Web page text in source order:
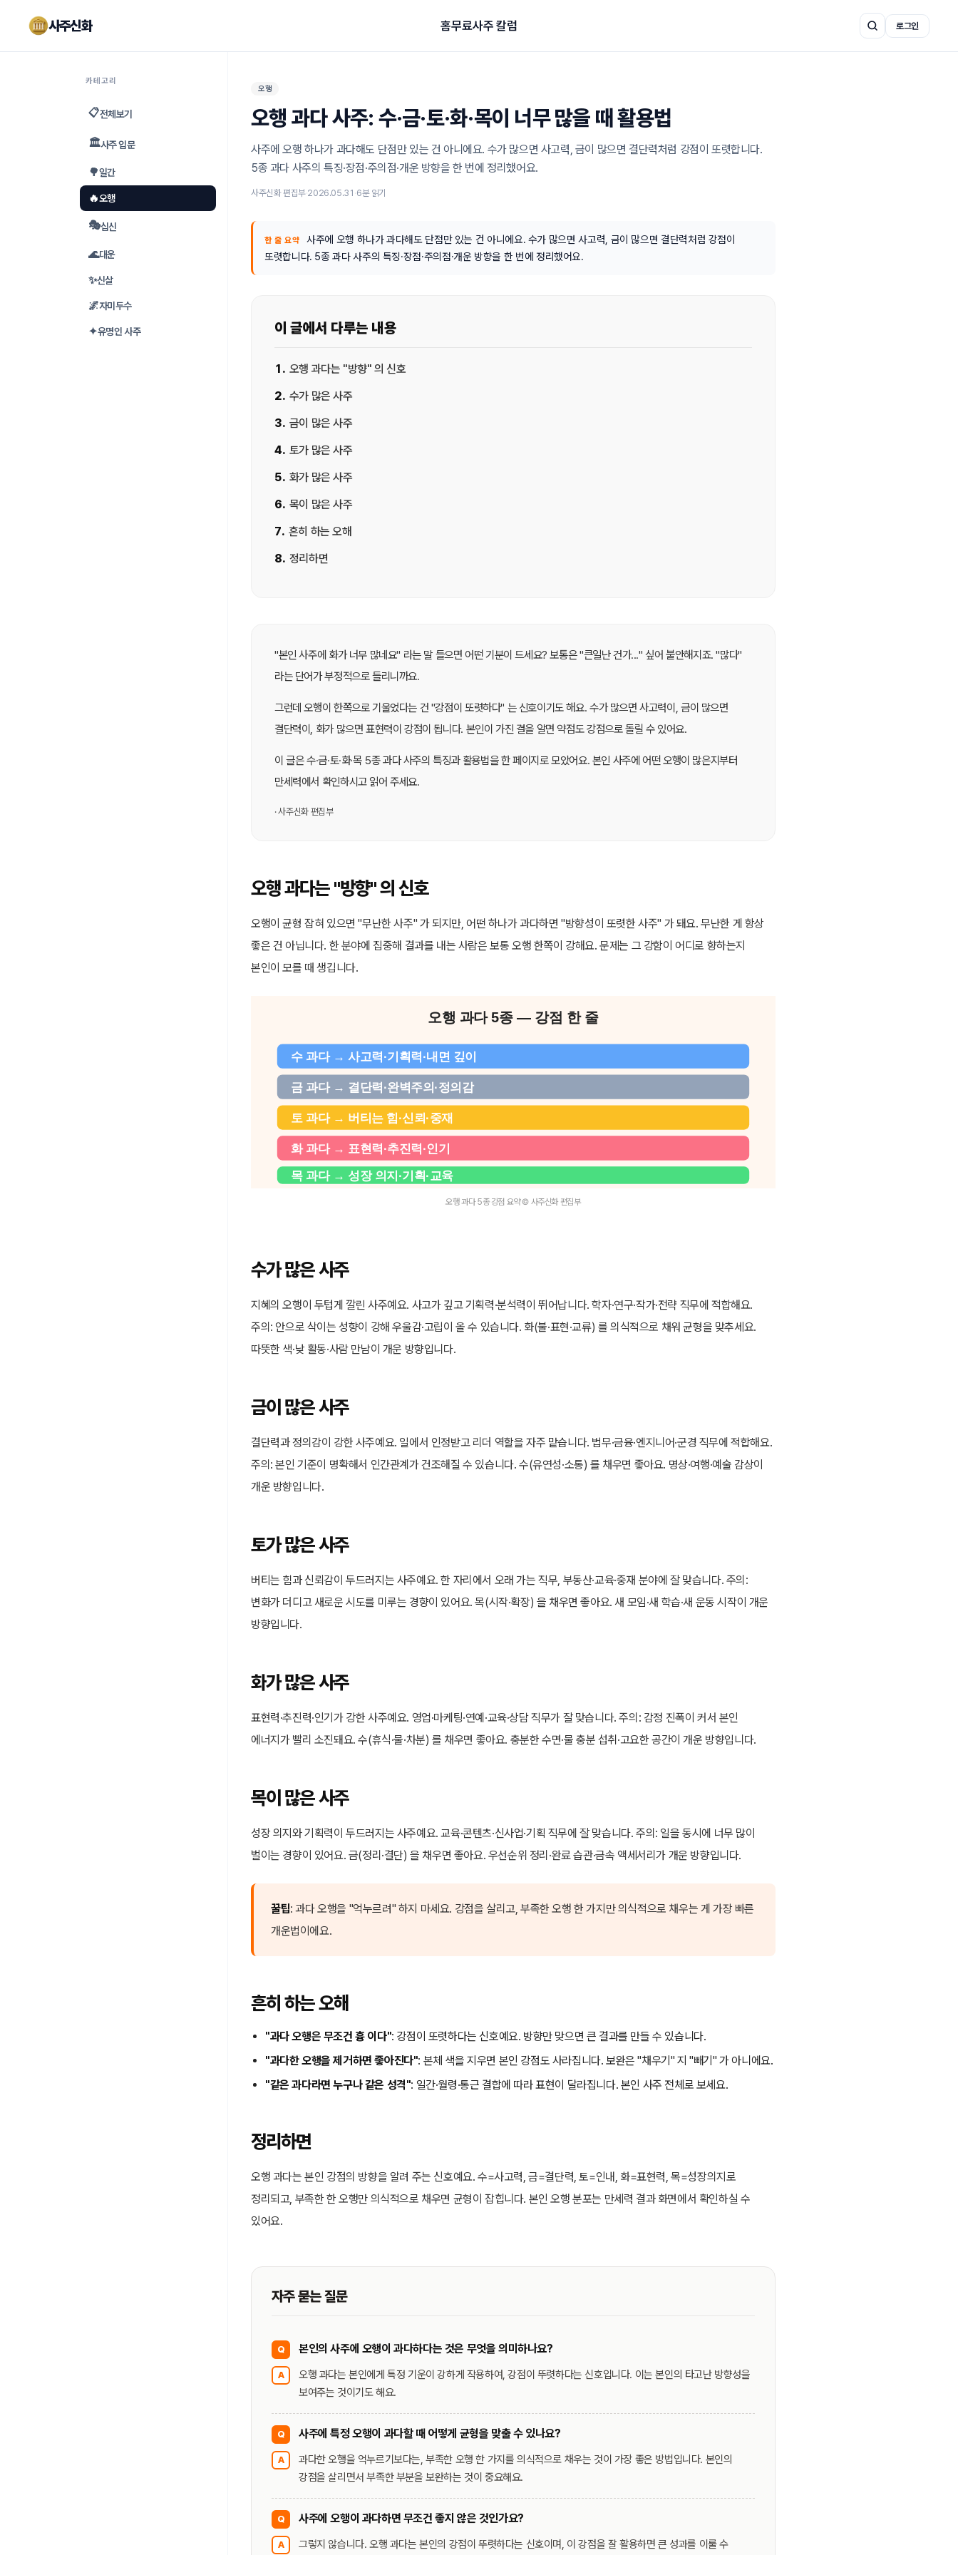
사주신화 홈무료사주 칼럼 로그인
카테고리
📋전체보기
🏛️사주 입문
🌳일간
🔥오행
🎭십신
🌊대운
✨신살
🌌자미두수
✦유명인 사주
오행
오행 과다 사주: 수·금·토·화·목이 너무 많을 때 활용법
사주에 오행 하나가 과다해도 단점만 있는 건 아니에요. 수가 많으면 사고력, 금이 많으면 결단력처럼 강점이 또렷합니다.
5종 과다 사주의 특징·장점·주의점·개운 방향을 한 번에 정리했어요.
사주신화 편집부·2026.05.31 ·6분 읽기
한 줄 요약
사주에 오행 하나가 과다해도 단점만 있는 건 아니에요. 수가 많으면 사고력, 금이 많으면 결단력처럼 강점이
또렷합니다. 5종 과다 사주의 특징·장점·주의점·개운 방향을 한 번에 정리했어요.
이 글에서 다루는 내용
1 . 오행 과다는 "방향" 의 신호
2. 수가 많은 사주
3. 금이 많은 사주
4. 토가 많은 사주
5. 화가 많은 사주
6. 목이 많은 사주
7. 흔히 하는 오해
8. 정리하면
"본인 사주에 화가 너무 많네요" 라는 말 들으면 어떤 기분이 드세요? 보통은 "큰일난 건가..." 싶어 불안해지죠. "많다"
라는 단어가 부정적으로 들리니까요.
그런데 오행이 한쪽으로 기울었다는 건 "강점이 또렷하다" 는 신호이기도 해요. 수가 많으면 사고력이, 금이 많으면
결단력이, 화가 많으면 표현력이 강점이 됩니다. 본인이 가진 결을 알면 약점도 강점으로 돌릴 수 있어요.
이 글은 수·금·토·화·목 5종 과다 사주의 특징과 활용법을 한 페이지로 모았어요. 본인 사주에 어떤 오행이 많은지부터
만세력에서 확인하시고 읽어 주세요.
· 사주신화 편집부
오행 과다는 "방향" 의 신호
오행이 균형 잡혀 있으면 "무난한 사주" 가 되지만, 어떤 하나가 과다하면 "방향성이 또렷한 사주" 가 돼요. 무난한 게 항상
좋은 건 아닙니다. 한 분야에 집중해 결과를 내는 사람은 보통 오행 한쪽이 강해요. 문제는 그 강함이 어디로 향하는지
본인이 모를 때 생깁니다.
오행 과다 5종 — 강점 한 줄
수 과다 → 사고력·기획력·내면 깊이
금 과다 → 결단력·완벽주의·정의감
토 과다 → 버티는 힘·신뢰·중재
화 과다 → 표현력·추진력·인기
목 과다 → 성장 의지·기획·교육
오행 과다 5종 강점 요약 © 사주신화 편집부
수가 많은 사주
지혜의 오행이 두텁게 깔린 사주예요. 사고가 깊고 기획력·분석력이 뛰어납니다. 학자·연구·작가·전략 직무에 적합해요.
주의: 안으로 삭이는 성향이 강해 우울감·고립이 올 수 있습니다. 화(불·표현·교류) 를 의식적으로 채워 균형을 맞추세요.
따뜻한 색·낮 활동·사람 만남이 개운 방향입니다.
금이 많은 사주
결단력과 정의감이 강한 사주예요. 일에서 인정받고 리더 역할을 자주 맡습니다. 법무·금융·엔지니어·군경 직무에 적합해요.
주의: 본인 기준이 명확해서 인간관계가 건조해질 수 있습니다. 수(유연성·소통) 를 채우면 좋아요. 명상·여행·예술 감상이
개운 방향입니다.
토가 많은 사주
버티는 힘과 신뢰감이 두드러지는 사주예요. 한 자리에서 오래 가는 직무, 부동산·교육·중재 분야에 잘 맞습니다. 주의:
변화가 더디고 새로운 시도를 미루는 경향이 있어요. 목(시작·확장) 을 채우면 좋아요. 새 모임·새 학습·새 운동 시작이 개운
방향입니다.
화가 많은 사주
표현력·추진력·인기가 강한 사주예요. 영업·마케팅·연예·교육·상담 직무가 잘 맞습니다. 주의: 감정 진폭이 커서 본인
에너지가 빨리 소진돼요. 수(휴식·물·차분) 를 채우면 좋아요. 충분한 수면·물 충분 섭취·고요한 공간이 개운 방향입니다.
목이 많은 사주
성장 의지와 기획력이 두드러지는 사주예요. 교육·콘텐츠·신사업·기획 직무에 잘 맞습니다. 주의: 일을 동시에 너무 많이
벌이는 경향이 있어요. 금(정리·결단) 을 채우면 좋아요. 우선순위 정리·완료 습관·금속 액세서리가 개운 방향입니다.
꿀팁: 과다 오행을 "억누르려" 하지 마세요. 강점을 살리고, 부족한 오행 한 가지만 의식적으로 채우는 게 가장 빠른
개운법이에요.
흔히 하는 오해
"과다 오행은 무조건 흉 이다": 강점이 또렷하다는 신호예요. 방향만 맞으면 큰 결과를 만들 수 있습니다.
"과다한 오행을 제거하면 좋아진다": 본체 색을 지우면 본인 강점도 사라집니다. 보완은 "채우기" 지 "빼기" 가 아니에요.
"같은 과다라면 누구나 같은 성격": 일간·월령·통근 결합에 따라 표현이 달라집니다. 본인 사주 전체로 보세요.
정리하면
오행 과다는 본인 강점의 방향을 알려 주는 신호예요. 수=사고력, 금=결단력, 토=인내, 화=표현력, 목=성장의지로
정리되고, 부족한 한 오행만 의식적으로 채우면 균형이 잡힙니다. 본인 오행 분포는 만세력 결과 화면에서 확인하실 수
있어요.
자주 묻는 질문
Q 본인의 사주에 오행이 과다하다는 것은 무엇을 의미하나요?
A
오행 과다는 본인에게 특정 기운이 강하게 작용하여, 강점이 뚜렷하다는 신호입니다. 이는 본인의 타고난 방향성을
보여주는 것이기도 해요.
Q 사주에 특정 오행이 과다할 때 어떻게 균형을 맞출 수 있나요?
A
과다한 오행을 억누르기보다는, 부족한 오행 한 가지를 의식적으로 채우는 것이 가장 좋은 방법입니다. 본인의
강점을 살리면서 부족한 부분을 보완하는 것이 중요해요.
Q 사주에 오행이 과다하면 무조건 좋지 않은 것인가요?
A 그렇지 않습니다. 오행 과다는 본인의 강점이 뚜렷하다는 신호이며, 이 강점을 잘 활용하면 큰 성과를 이룰 수